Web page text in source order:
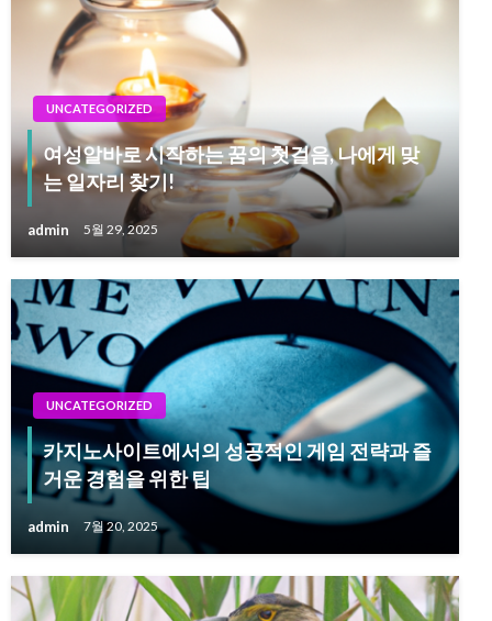
UNCATEGORIZED
여성알바로 시작하는 꿈의 첫걸음, 나에게 맞
는 일자리 찾기!
admin 5월 29, 2025
UNCATEGORIZED
카지노사이트에서의 성공적인 게임 전략과 즐
거운 경험을 위한 팁
admin 7월 20, 2025